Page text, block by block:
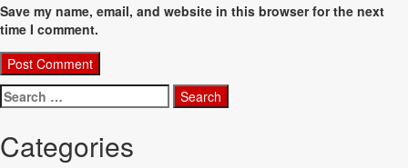
Save my name, email, and website in this browser for the next
time I comment.
Search
for:
Categories